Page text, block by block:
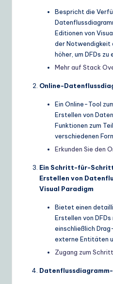
Bespricht die
Editionen von
der
höher, um DFDs zu
Mehr auf Stack
Online-
Ein Online-Tool
Erstellen von
Funktionen zum
verschiedenen
Erkunden Sie den
Ein Schritt-für-
Erstellen von
Visual Paradigm
Bietet einen
Erstellen von DFDs
einschließlich
externe Entitäten
Zugang zum